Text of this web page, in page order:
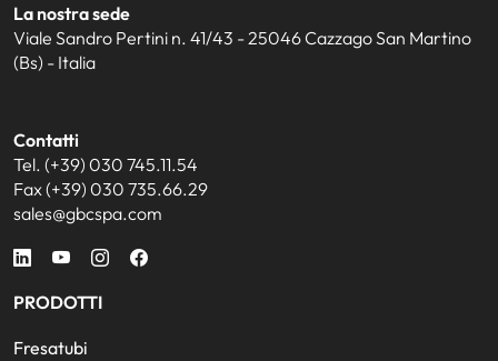
La nostra sede
Viale Sandro Pertini n. 41/43 - 25046 Cazzago San Martino
(Bs) - Italia
Contatti
Tel. (+39) 030 745.11.54
Fax (+39) 030 735.66.29
sales@gbcspa.com
PRODOTTI
Fresatubi